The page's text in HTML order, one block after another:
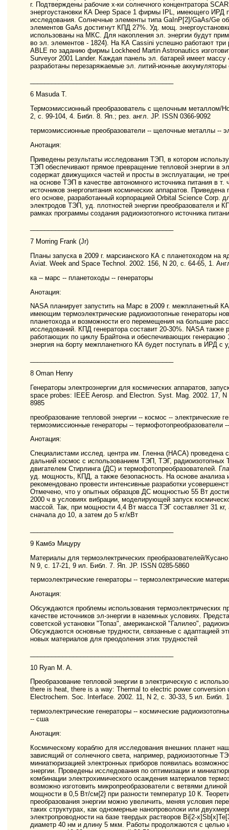
г. Подтверждены рабочие х-ки солнечного концентратора
энергоустановки КА Deep Space 1 фирмы IPL, имеющего ИРД
исследования. Солнечные элементы типа GaInP[2]/GaAs/Ge
элементов GaAs достигнут КПД 27%. Уд. мощ.
использованы на МКС. Для накопления эл. энергии будут
во эл. элементов - 1824). На КА Cassini успешно работают три
ABLE по заданию фирмы Lockheed Martin Astronautics
Surveyor 2001 Lander. Каждая панель эл. батарей имеет
разработаны перезаряжаемые эл. литий-ионные
6 Masuda T.
Термоэмиссионный преобразователь с щелочным металлом/
2, с. 99-104, 4. Библ. 8. Яп.; рез. англ. JP. ISSN 0366-9092
термоэмиссионные преобразователи -- щелочные металлы --
Анотация:
Приведены результаты исследования ТЭП, в котором
ТЭП обеспечивают прямое превращение тепловой энергии в
содержат движущихся частей и просты в эксплуатации, не
на основе ТЭП в качестве автономного источника питания в
источников энергопитания космических аппаратов.
его основе, разработанный корпорацией Orbital Science Corp.
электродов ТЭП, уд. плотностей энергии преобразователя и
рамках программы создания радиоизотопного источника
7 Morring Frank (Jr)
Планы запуска в 2009 г. марсианского КА с планетоходом на
Aviat. Week and Space Technol. 2002. 156, N 20, с. 64-65, 1.
ка -- марс -- планетоходы -- генераторы
Анотация:
NASA планирует запустить на Марс в 2009 г. межпланетный
имеющим термоэлектрические радиоизотопные генераторы
планетохода и возможности его перемещения на большие
исследований. КПД генератора составит 20-30%. NASA
работающих по циклу Брайтона и обеспечивающих
энергия на борту межпланетного КА будет поступать в ИРД
8 Oman Henry
Генераторы электроэнергии для космических аппаратов,
space probes: IEEE Aerosp. and Electron. Syst. Mag. 2002. 17,
8985
преобразование тепловой энергии -- космос -- электрические
термоэмиссионные генераторы -- термофотопреобразователи
Анотация:
Специалистами исслед. центра им. Гленна (НАСА) проведена
дальний космос с использованием ТЭП, ТЭГ,
двигателем Стирлинга (ДС) и термофотопреобразователей.
уд. мощность, КПД, а также безопасность. На основе
рекомендовано провести интенсивные разработки
Отмечено, что у опытных образцов ДС мощностью 55 Вт
2000 ч в условиях вибрации, моделирующей запуск
массой. Так, при мощности 4,4 Вт масса ТЭГ составляет 31
сначала до 10, а затем до 5 кг/кВт
9 Камбэ Мицуру
Материалы для термоэлектрических преобразователей/
N 9, с. 17-21, 9 ил. Библ. 7. Яп. JP. ISSN 0285-5860
термоэлектрические генераторы -- термоэлектрические
Анотация:
Обсуждаются проблемы использования термоэлектрических
качестве источников эл-энергии в наземных условиях.
советской установки "Топаз", американской "Галилео",
Обсуждаются основные трудности, связанные с адаптацией
новых материалов для преодоления этих трудностей
10 Ryan M. A.
Преобразование тепловой энергии в электрическую с
there is heat, there is a way: Thermal to electric power
Electrochem. Soc. Interface. 2002. 11, N 2, с. 30-33, 5 ил. Библ.
термоэлектрические генераторы -- космические
-- сша
Анотация:
Космическому кораблю для исследования внешних планет
зависящий от солнечного света, например, радиоизотопные
миниатюризацией электронных приборов появилась
энергии. Проведены исследования по оптимизации и
комбинации электрохимического осаждения материалов
возможно изготовить микропреобразователи с ветвями
мощности в 0,5 Вт/см{2} при разности температур 10 К.
преобразования энергии можно увеличить, меняя условия
таких структурах, как одномерные нанопроволоки или
электропроводности на базе твердых растворов Bi[2-
диаметр 40 нм и длину 5 мкм. Работы продолжаются с целью